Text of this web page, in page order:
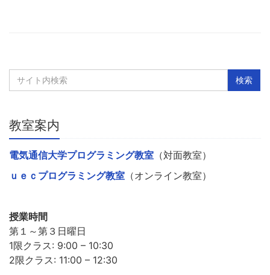
教室案内
電気通信大学プログラミング教室 （対面教室）
ｕｅｃプログラミング教室 （オンライン教室）
授業時間
第１～第３日曜日
1限クラス: 9:00 – 10:30
2限クラス: 11:00 – 12:30